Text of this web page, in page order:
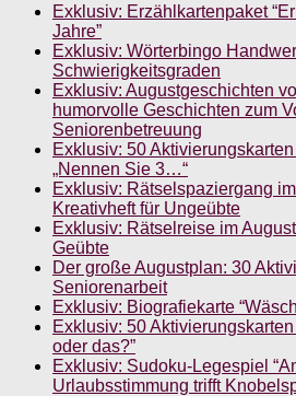
Exklusiv: Erzählkartenpaket
Jahre”
Exklusiv: Wörterbingo
Schwierigkeitsgraden
Exklusiv: Augustgeschichten
humorvolle Geschichten zum
Seniorenbetreuung
Exklusiv: 50
„Nennen Sie 3…“
Exklusiv: Rätselspaziergang
Kreativheft für Ungeübte
Exklusiv: Rätselreise im
Geübte
Der große Augustplan: 30
Seniorenarbeit
Exklusiv: Biografiekarte
Exklusiv: 50
oder das?”
Exklusiv: Sudoku-Legespiel
Urlaubsstimmung trifft